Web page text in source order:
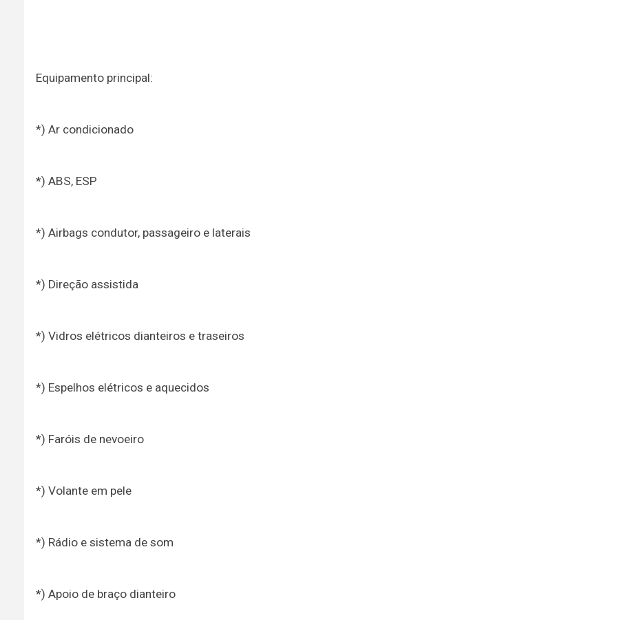
Equipamento principal:
*) Ar condicionado
*) ABS, ESP
*) Airbags condutor, passageiro e laterais
*) Direção assistida
*) Vidros elétricos dianteiros e traseiros
*) Espelhos elétricos e aquecidos
*) Faróis de nevoeiro
*) Volante em pele
*) Rádio e sistema de som
*) Apoio de braço dianteiro